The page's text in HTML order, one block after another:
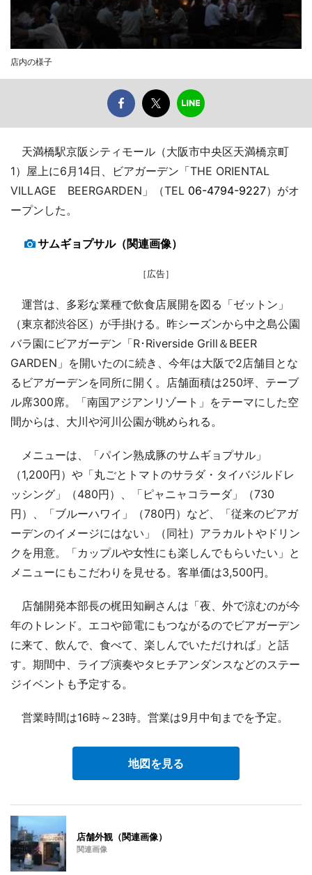
店内の様子
天満橋駅京阪シティモール（大阪市中央区天満橋京町
1）屋上に6月14日、ビアガーデン「THE ORIENTAL
VILLAGE BEERGARDEN」（TEL 06-4794-9227）がオ
ープンした。
サムギョプサル（関連画像）
［広告］
運営は、多彩な業種で飲食店展開を図る「ゼットン」
（東京都渋谷区）が手掛ける。昨シーズンから中之島公園
バラ園にビアガーデン「R･Riverside Grill＆BEER
GARDEN」を開いたのに続き、今年は大阪で2店舗目とな
るビアガーデンを同所に開く。店舗面積は250坪、テーブ
ル席300席。「南国アジアンリゾート」をテーマにした空
間からは、大川や河川公園が眺められる。
メニューは、「パイン熟成豚のサムギョプサル」
（1,200円）や「丸ごとトマトのサラダ・タイバジルドレ
ッシング」（480円）、「ピャニャコラーダ」（730
円）、「ブルーハワイ」（780円）など、「従来のビアガ
ーデンのイメージにはない」（同社）アラカルトやドリン
クを用意。「カップルや女性にも楽しんでもらいたい」と
メニューにもこだわりを見せる。客単価は3,500円。
店舗開発本部長の梶田知嗣さんは「夜、外で涼むのが今
年のトレンド。エコや節電にもつながるのでビアガーデン
に来て、飲んで、食べて、楽しんでいただければ」と話
す。期間中、ライブ演奏やタヒチアンダンスなどのステー
ジイベントも予定する。
営業時間は16時～23時。営業は9月中旬までを予定。
地図を見る
店舗外観（関連画像）
関連画像